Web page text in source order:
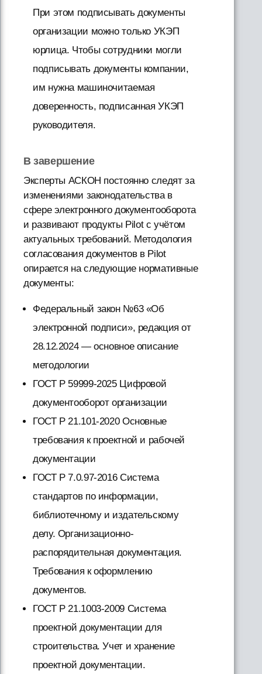
При этом подписывать документы
организации можно только УКЭП
юрлица. Чтобы сотрудники могли
подписывать документы компании,
им нужна машиночитаемая
доверенность, подписанная УКЭП
руководителя.
В завершение
Эксперты АСКОН постоянно следят за
изменениями законодательства в
сфере электронного документооборота
и развивают продукты Pilot с учётом
актуальных требований. Методология
согласования документов в Pilot
опирается на следующие нормативные
документы:
Федеральный закон №63 «Об
электронной подписи», редакция от
28.12.2024 — основное описание
методологии
ГОСТ Р 59999-2025 Цифровой
документооборот организации
ГОСТ Р 21.101-2020 Основные
требования к проектной и рабочей
документации
ГОСТ Р 7.0.97-2016 Система
стандартов по информации,
библиотечному и издательскому
делу. Организационно-
распорядительная документация.
Требования к оформлению
документов.
ГОСТ Р 21.1003-2009 Система
проектной документации для
строительства. Учет и хранение
проектной документации.